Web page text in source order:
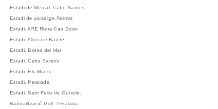
Estudi de Mercat. Cabo Santos.
Estudi de paisatge.Raimat
Estudi. ARE Riera Can Soler
Estudi. Altos de Batele
Estudi. Brises del Mar
Estudi. Cabo Santos
Estudi. Els Munts
Estudi. Peralada
Estudi. Sant Feliu de Guíxols.
Naturalització Golf. Peralada